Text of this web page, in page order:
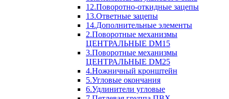
12.Поворотно-откидные зацепы
13.Ответные зацепы
14.Дополнительные элементы
2.Поворотные механизмы
ЦЕНТРАЛЬНЫЕ DM15
3.Поворотные механизмы
ЦЕНТРАЛЬНЫЕ DM25
4.Ножничный кронштейн
5.Угловые окончания
6.Удлинители угловые